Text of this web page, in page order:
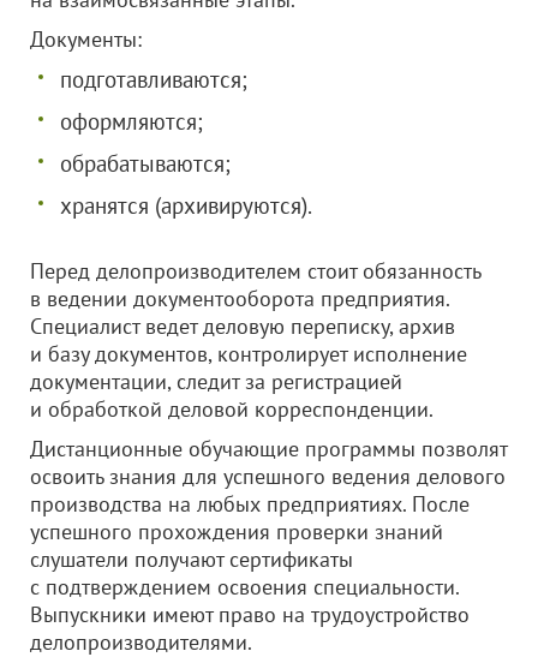
Документы:
подготавливаются;
оформляются;
обрабатываются;
хранятся (архивируются).
Перед делопроизводителем стоит обязанность
в ведении документооборота предприятия.
Специалист ведет деловую переписку, архив
и базу документов, контролирует исполнение
документации, следит за регистрацией
и обработкой деловой корреспонденции.
Дистанционные обучающие программы позволят
освоить знания для успешного ведения делового
производства на любых предприятиях. После
успешного прохождения проверки знаний
слушатели получают сертификаты
с подтверждением освоения специальности.
Выпускники имеют право на трудоустройство
делопроизводителями.